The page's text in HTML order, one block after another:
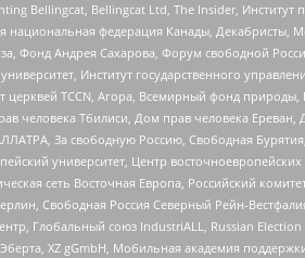
Bellingcat, Bellingcat Ltd, The Insider,
национальная федерация Канады, Декабристы,
Фонд Андрея Сахарова, Форум свободной
Институт государственного
TCCN, Агора, Всемирный фонд
человека Тбилиси, Дом прав человека
За свободную Россию, Свободная
университет, Центр
сеть Восточная Европа, Российский
Свободная Россия Северный Рейн-
Глобальный союз IndustriALL, Russian
XZ gGmbH, Мобильная академия